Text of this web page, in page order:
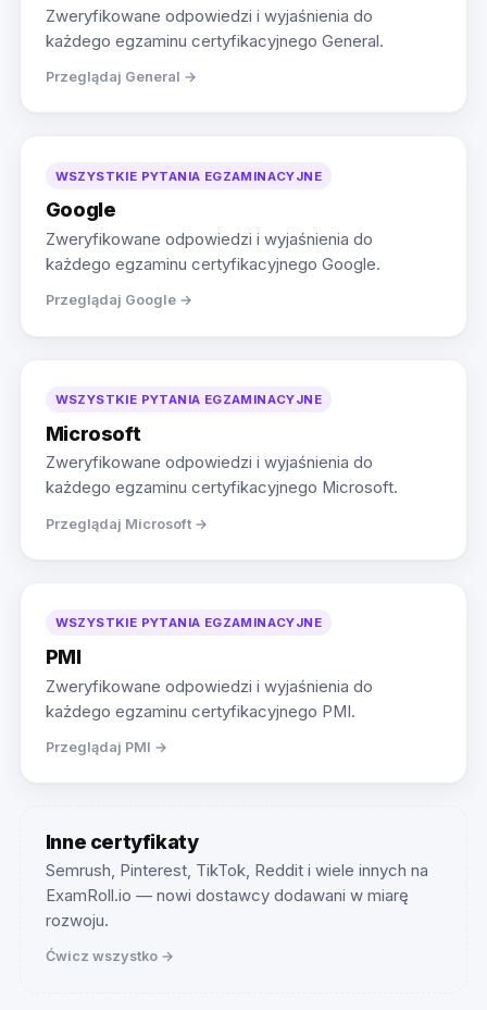
Zweryfikowane odpowiedzi i wyjaśnienia do
każdego egzaminu certyfikacyjnego General.
Przeglądaj General →
WSZYSTKIE PYTANIA EGZAMINACYJNE
Google
Zweryfikowane odpowiedzi i wyjaśnienia do
każdego egzaminu certyfikacyjnego Google.
Przeglądaj Google →
WSZYSTKIE PYTANIA EGZAMINACYJNE
Microsoft
Zweryfikowane odpowiedzi i wyjaśnienia do
każdego egzaminu certyfikacyjnego Microsoft.
Przeglądaj Microsoft →
WSZYSTKIE PYTANIA EGZAMINACYJNE
PMI
Zweryfikowane odpowiedzi i wyjaśnienia do
każdego egzaminu certyfikacyjnego PMI.
Przeglądaj PMI →
Inne certyfikaty
Semrush, Pinterest, TikTok, Reddit i wiele innych na
ExamRoll.io — nowi dostawcy dodawani w miarę
rozwoju.
Ćwicz wszystko →